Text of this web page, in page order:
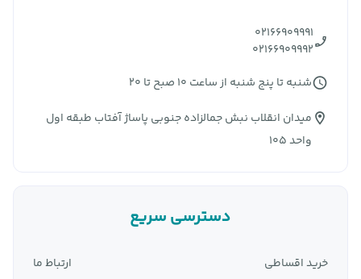
02166909991
02166909992
شنبه تا پنج شنبه از ساعت 10 صبح تا 20
میدان انقلاب نبش جمالزاده جنوبی پاساژ آفتاب طبقه اول
واحد 105
دسترسی سریع
خرید اقساطی
ارتباط ما